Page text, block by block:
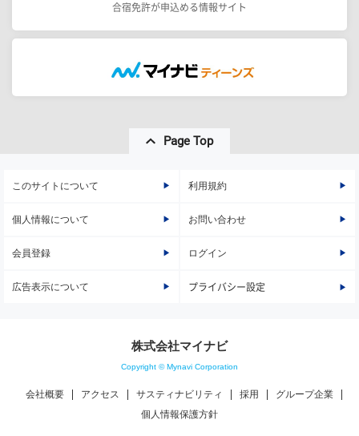
合宿免許が申込める情報サイト
Page Top
このサイトについて 利用規約
個人情報について お問い合わせ
会員登録 ログイン
広告表示について プライバシー設定
株式会社マイナビ
Copyright © Mynavi Corporation
会社概要 アクセス サスティナビリティ 採用
グループ企業
個人情報保護方針